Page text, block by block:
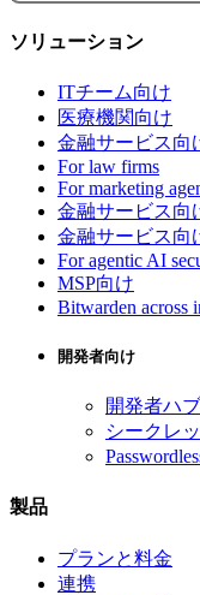
ソリューション
ITチーム向け
医療機関向け
金融サービス向
For law firms
For marketing
金融サービス向
金融サービス向
For agentic AI
MSP向け
Bitwarden across
開発者向け
開発者ハブ
シークレ
製品
プランと料金
連携